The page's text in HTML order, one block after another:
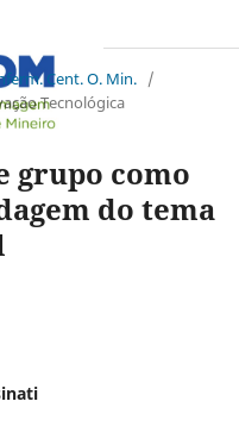
Cent. O. Min. /
Tecnológica
grupo como
do tema